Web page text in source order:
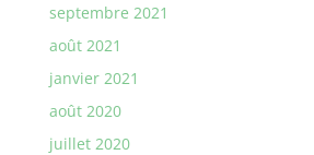
septembre 2021
août 2021
janvier 2021
août 2020
juillet 2020